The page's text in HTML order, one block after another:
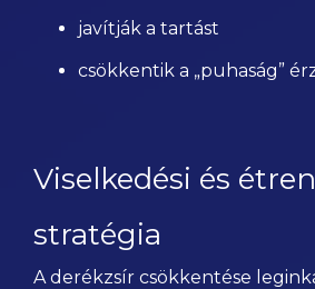
javítják a tartást
csökkentik a „puhaság”
Viselkedési és
stratégia
A derékzsír csökkentése